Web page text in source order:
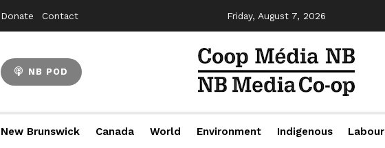
Contact Friday, August 7, 2026
NB POD
New Brunswick Canada World Environment Indigenous Labour